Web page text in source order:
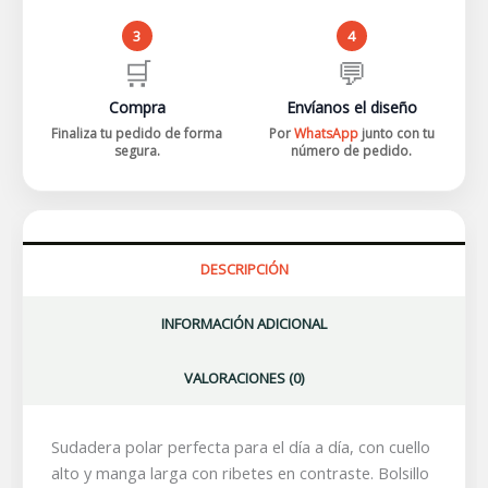
3
🛒
Compra
Finaliza tu pedido de forma
segura.
4
💬
Envíanos el diseño
PorWhatsApp junto con tu
número de pedido.
DESCRIPCIÓN
INFORMACIÓN ADICIONAL
VALORACIONES (0)
Sudadera polar perfecta para el día a día, con cuello
alto y manga larga con ribetes en contraste. Bolsillo